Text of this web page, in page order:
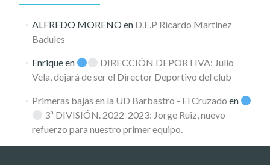
ALFREDO MORENOen D.E.P Ricardo Martínez
Badules
Enriqueen
DIRECCIÓN DEPORTIVA: Julio
Vela, dejará de ser el Director Deportivo del club
Primeras bajas en la UD Barbastro - El Cruzado en
3ª DIVISIÓN. 2022-2023: Jorge Ruiz, nuevo
refuerzo para nuestro primer equipo.